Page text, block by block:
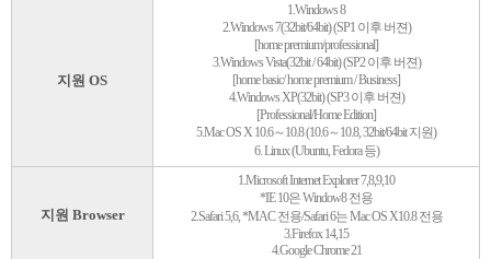
지원 OS
1.Windows 8
2.Windows 7(32bit/64bit) (SP1 이후 버젼)
[home premium/professional]
3.Windows Vista(32bit / 64bit) (SP2 이후 버젼)
[home basic/ home premium / Business]
4.Windows XP(32bit) (SP3 이후 버젼)
[Professional/Home Edition]
5.Mac OS X 10.6～10.8 (10.6～10.8, 32bit/64bit 지원)
6. Linux (Ubuntu, Fedora 등)
지원 Browser
1.Microsoft Internet Explorer 7,8,9,10
*IE 10은 Window8 전용
2.Safari 5,6, *MAC 전용/Safari 6는 Mac OS X10.8 전용
3.Firefox 14,15
4.Google Chrome 21